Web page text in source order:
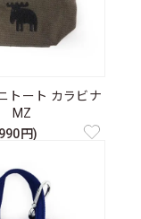
トート カラビナ
MZ
円)